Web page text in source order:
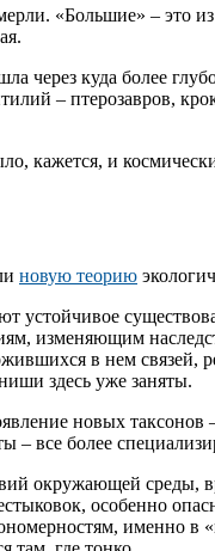
«Большие» – это из
через куда более
– птерозавров,
кажется, и
новую теорию
устойчивое
изменяющим
в нем связей,
здесь уже заняты.
новых таксонов
– все более
окружающей среды,
особенно
именно в